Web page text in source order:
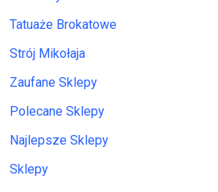
Tatuaże Brokatowe
Strój Mikołaja
Zaufane Sklepy
Polecane Sklepy
Najlepsze Sklepy
Sklepy